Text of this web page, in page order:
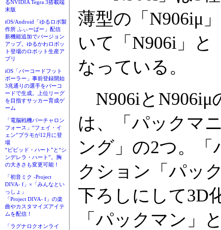
るNVIDIA Tegra 3搭載端
末版
iOS/Android「ゆるロボ製
作所 ふぃーばー」配信
新機能追加でバージョン
アップ。ゆるかわロボッ
ト登場のロボット生産ア
プリ
iOS「バーコードフット
ボーラー」事前登録開始
3兆通りの選手をバーコ
ードで生成。上位リーグ
を目指すサッカー育成ゲ
ーム
「電脳戦機バーチャロン
フォース」“フェイ・イ
ェン”プラモが12月に登
場
“ビビッド・ハート”と“シ
ンデレラ・ハート”。胸
の大きさも変更可能！
「初音ミク -Project
DIVA- f」×「みんなとい
っしょ」
「Project DIVA- f」の楽
曲やカスタマイズアイテ
ムを配信！
「ラグナロクオンライ
薄型の「N906iμ
いて「N906i」と
なっている。
N906iとN906iμ
は、「パックマ
ング」の2つ。
クション「パッ
下ろしにして3D
「パックマン」